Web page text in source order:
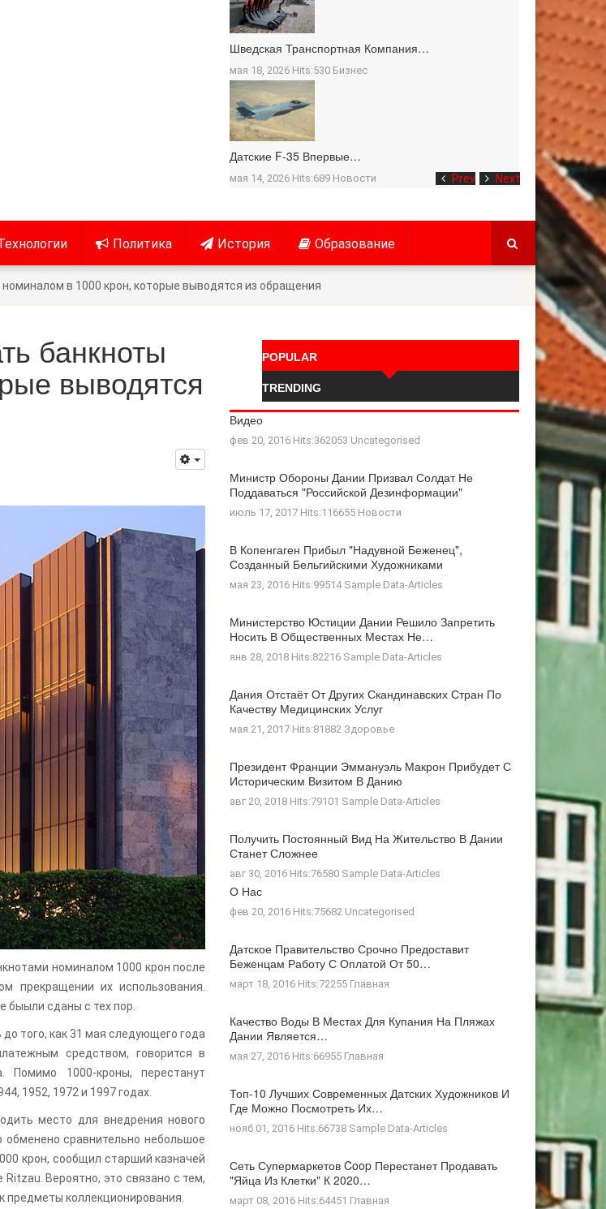
Prev Next
Шведская Транспортная Компания…
мая 18, 2026 Hits:530 Бизнес
Датские F-35 Впервые…
мая 14, 2026 Hits:689 Новости
Политика История Образование
в 1000 крон, которые выводятся из обращения
банкноты
выводятся
номиналом 1000 крон после
прекращении их использования.
быыли сданы с тех пор.
того, как 31 мая следующего года
средством, говорится в
Помимо 1000-кроны, перестанут
1952, 1972 и 1997 годах.
место для внедрения нового
сравнительно небольшое
крон, сообщил старший казначей
Вероятно, это связано с тем,
предметы коллекционирования.
POPULAR
TRENDING
Видео
фев 20, 2016 Hits:362053 Uncategorised
Министр Обороны Дании Призвал Солдат Не
Поддаваться "российской Дезинформации"
июль 17, 2017 Hits:116655 Новости
В Копенгаген Прибыл "Надувной Беженец",
Созданный Бельгийскими Художниками
мая 23, 2016 Hits:99514 Sample Data-Articles
Министерство Юстиции Дании Решило Запретить
Носить В Общественных Местах Не…
янв 28, 2018 Hits:82216 Sample Data-Articles
Дания Отстаёт От Других Скандинавских Стран По
Качеству Медицинских Услуг
мая 21, 2017 Hits:81882 Здоровье
Президент Франции Эммануэль Макрон Прибудет С
Историческим Визитом В Данию
авг 20, 2018 Hits:79101 Sample Data-Articles
Получить Постоянный Вид На Жительство В Дании
Станет Сложнее
авг 30, 2016 Hits:76580 Sample Data-Articles
О Нас
фев 20, 2016 Hits:75682 Uncategorised
Датское Правительство Срочно Предоставит
Беженцам Работу С Оплатой От 50…
март 18, 2016 Hits:72255 Главная
Качество Воды В Местах Для Купания На Пляжах
Дании Является…
мая 27, 2016 Hits:66955 Главная
Топ-10 Лучших Современных Датских Художников И
Где Можно Посмотреть Их…
нояб 01, 2016 Hits:66738 Sample Data-Articles
Сеть Супермаркетов Coop Перестанет Продавать
"яйца Из Клетки" К 2020…
март 08, 2016 Hits:64451 Главная